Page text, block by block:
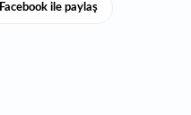
Facebook ile paylaş